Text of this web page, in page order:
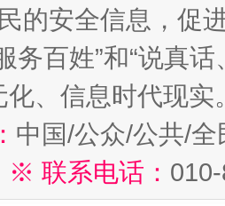
的安全信息，促
务百姓”和“说真
化、信息时代现实
中国/公众/公共/
※ 联系电话：